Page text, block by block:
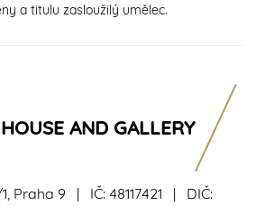
a titulu zasloužilý umělec.
Praha 9 | IČ: 48117421 | DIČ:
AND GALLERY